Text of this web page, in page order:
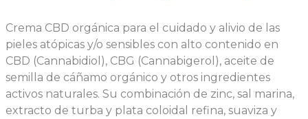
Crema CBD orgánica para el cuidado y alivio de las
pieles atópicas y/o sensibles con alto contenido en
CBD (Cannabidiol), CBG (Cannabigerol), aceite de
semilla de cáñamo orgánico y otros ingredientes
activos naturales. Su combinación de zinc, sal marina,
extracto de turba y plata coloidal refina, suaviza y